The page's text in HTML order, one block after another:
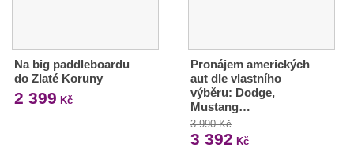
Na big paddleboardu
do Zlaté Koruny
2 399 Kč
Pronájem amerických
aut dle vlastního
výběru: Dodge,
Mustang…
3 990 Kč
3 392 Kč